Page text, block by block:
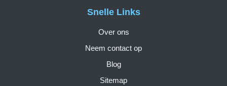
Snelle Links
Over ons
Neem contact op
Blog
Sitemap